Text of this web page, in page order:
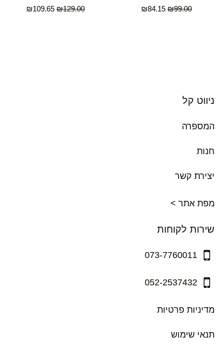
₪99.00
₪84.15
₪129.00
₪109.65
ניווט קל
המספרה
חנות
יצירת קשר
מפת אתר >
שירות לקוחות
073-7760011
052-2537432
מדיניות פרטיות
תנאי שימוש